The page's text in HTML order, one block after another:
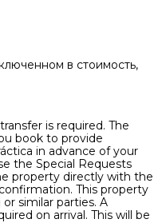
в стоимость,
is required. The
book to provide
in advance of your
the Special Requests
property directly with the
This property
similar parties. A
on arrival. This will be